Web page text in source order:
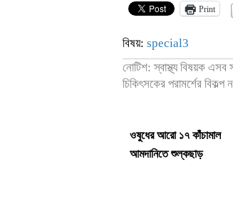
Print
বিষয়: special3
নোটিশ: স্বাস্থ্য বিষয়ক এসব
চিকিৎসকের পরামর্শের
ওষুধের আরো ১৭ কাঁচামাল
আমদানিতে শুল্কছাড়